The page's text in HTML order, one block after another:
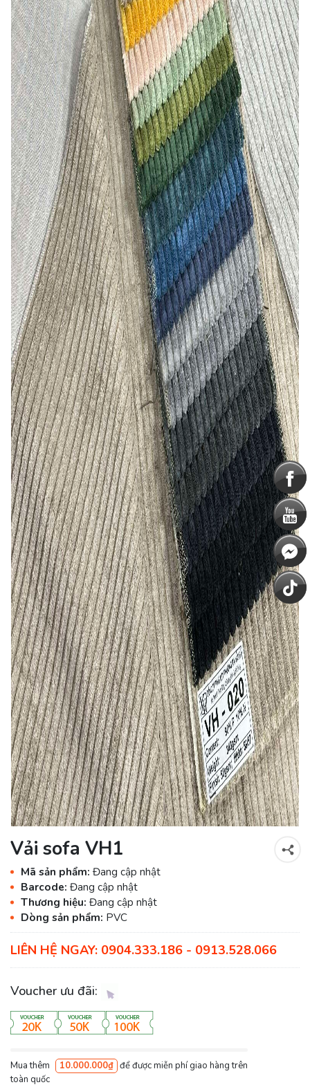
Vải sofa VH1
Mã sản phẩm: Đang cập nhật
Barcode: Đang cập nhật
Thương hiệu: Đang cập nhật
Dòng sản phẩm: PVC
LIÊN HỆ NGAY: 0904.333.186 - 0913.528.066
Voucher ưu đãi:
Mua thêm 10.000.000₫ để được miễn phí giao hàng trên
toàn quốc